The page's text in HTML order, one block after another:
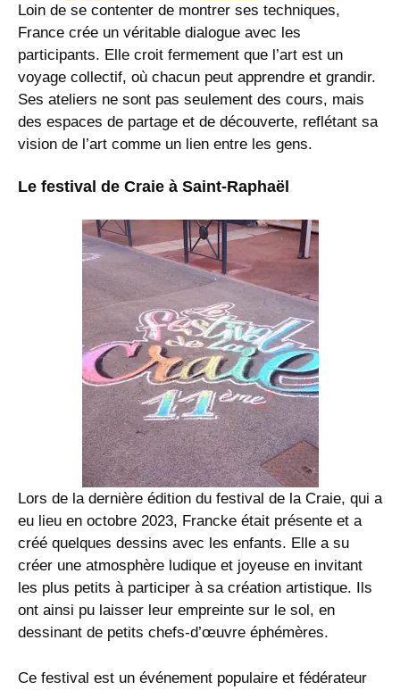
Loin de se contenter de montrer ses techniques,
France crée un véritable dialogue avec les
participants. Elle croit fermement que l’art est un
voyage collectif, où chacun peut apprendre et grandir.
Ses ateliers ne sont pas seulement des cours, mais
des espaces de partage et de découverte, reflétant sa
vision de l’art comme un lien entre les gens.
Le festival de Craie à Saint-Raphaël
Lors de la dernière édition du festival de la Craie, qui a
eu lieu en octobre 2023, Francke était présente et a
créé quelques dessins avec les enfants. Elle a su
créer une atmosphère ludique et joyeuse en invitant
les plus petits à participer à sa création artistique. Ils
ont ainsi pu laisser leur empreinte sur le sol, en
dessinant de petits chefs-d’œuvre éphémères.
Ce festival est un événement populaire et fédérateur